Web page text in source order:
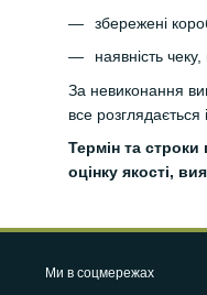
збережені
наявність
За невиконання
все розглядається
Термін та
оцінку якості,
Ми в соцмережах